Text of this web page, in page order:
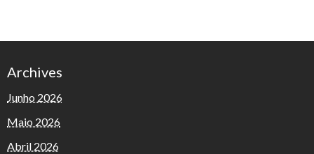
Archives
Junho 2026
Maio 2026
Abril 2026